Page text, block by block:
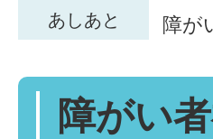
あしあと 障が
障がい